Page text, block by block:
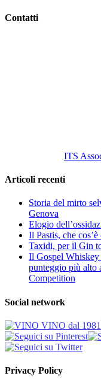
Contatti
ITS
Articoli recenti
Storia del mirto
Genova
Elogio
Il Pastis, che
Taxidi, per il Gin
Il Gospel Whiskey
punteggio più alto
Competition
Social network
Privacy Policy